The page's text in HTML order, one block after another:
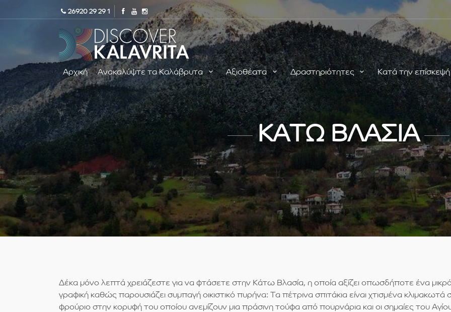
26920 29 29 1
Αρχική Ανακαλύψτε τα Καλάβρυτα Αξιοθέατα Δραστηριότητες Κατά την
ΚΑΤΩ ΒΛΑΣΙΑ
Δέκα μόνο λεπτά χρειάζεστε για να φτάσετε στην Κάτω Βλασία, η οποία αξίζει οπωσδήποτε ένα
γραφική καθώς παρουσιάζει συμπαγή οικιστικό πυρήνα: Τα πέτρινα σπιτάκια είναι χτισμένα
φρούριο στην κορυφή του οποίου ανεμίζουν μια πράσινη τούφα από πουρνάρια και οι σημαίες του